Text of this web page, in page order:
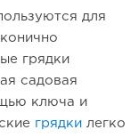
для
грядки
садовая
ключа и
грядки легко